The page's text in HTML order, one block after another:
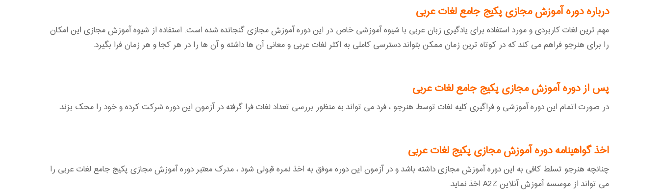
درباره دوره آموزش مجازی پکیج جامع لغات عربی
مهم ترین لغات کاربردی و مورد استفاده برای یادگیری زبان عربی با شیوه آموزشی خاص در این دوره آموزش مجازی گنجانده شده است. استفاده از شیوه آموزش مجازی این امکان
را برای هنرجو فراهم می کند که در کوتاه ترین زمان ممکن بتواند دسترسی کاملی به اکثر لغات عربی و معانی آن ها داشته و آن ها را در هر کجا و هر زمان فرا بگیرد.
پس از دوره آموزش مجازی پکیج جامع لغات عربی
در صورت اتمام این دوره آموزشی و فراگیری کلیه لغات توسط هنرجو ، فرد می تواند به منظور بررسی تعداد لغات فرا گرفته در آزمون این دوره شرکت کرده و خود را محک بزند.
اخذ گواهینامه دوره آموزش مجازی پکیج لغات عربی
چنانچه هنرجو تسلط کافی به این دوره آموزش مجازی داشته باشد و در آزمون این دوره موفق به اخذ نمره قبولی شود ، مدرک معتبر دوره آموزش مجازی پکیج جامع لغات عربی را
می تواند از موسسه آموزش آنلاین A2Z اخذ نماید.